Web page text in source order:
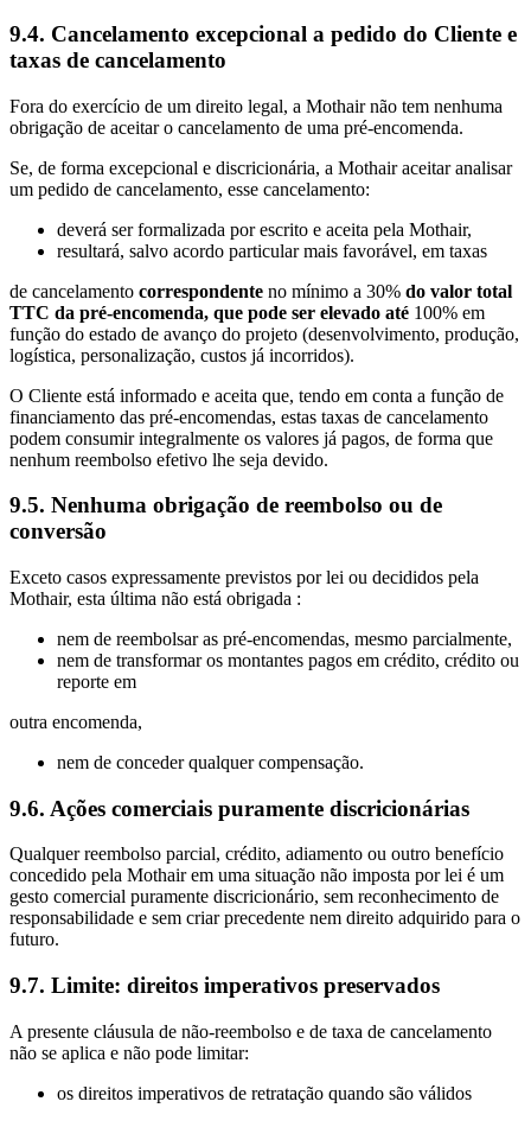
9.4. Cancelamento excepcional a pedido do Cliente e
taxas de cancelamento
Fora do exercício de um direito legal, a Mothair não tem nenhuma
obrigação de aceitar o cancelamento de uma pré-encomenda.
Se, de forma excepcional e discricionária, a Mothair aceitar analisar
um pedido de cancelamento, esse cancelamento:
deverá ser formalizada por escrito e aceita pela Mothair,
resultará, salvo acordo particular mais favorável, em taxas
de cancelamento correspondente no mínimo a 30% do valor total
TTC da pré-encomenda, que pode ser elevado até 100% em
função do estado de avanço do projeto (desenvolvimento, produção,
logística, personalização, custos já incorridos).
O Cliente está informado e aceita que, tendo em conta a função de
financiamento das pré-encomendas, estas taxas de cancelamento
podem consumir integralmente os valores já pagos, de forma que
nenhum reembolso efetivo lhe seja devido.
9.5. Nenhuma obrigação de reembolso ou de
conversão
Exceto casos expressamente previstos por lei ou decididos pela
Mothair, esta última não está obrigada :
nem de reembolsar as pré-encomendas, mesmo parcialmente,
nem de transformar os montantes pagos em crédito, crédito ou
reporte em
outra encomenda,
nem de conceder qualquer compensação.
9.6. Ações comerciais puramente discricionárias
Qualquer reembolso parcial, crédito, adiamento ou outro benefício
concedido pela Mothair em uma situação não imposta por lei é um
gesto comercial puramente discricionário, sem reconhecimento de
responsabilidade e sem criar precedente nem direito adquirido para o
futuro.
9.7. Limite: direitos imperativos preservados
A presente cláusula de não‑reembolso e de taxa de cancelamento
não se aplica e não pode limitar:
os direitos imperativos de retratação quando são válidos